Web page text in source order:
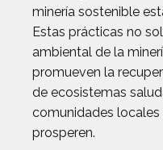
minería sostenible
Estas prácticas no
ambiental de la
promueven la
de ecosistemas
comunidades
prosperen.